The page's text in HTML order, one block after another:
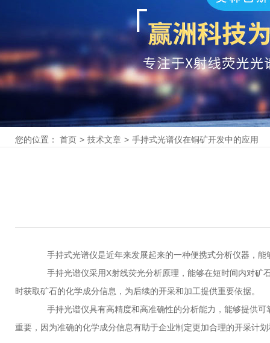
您的位置： 首页 > 技术文章 > 手持式光谱仪在铜矿开发中的应用
手持式光谱仪是近年来发展起来的一种便携式分析仪器，能
手持光谱仪采用X射线荧光分析原理，能够在短时间内对矿
时获取矿石的化学成分信息，为后续的开采和加工提供重要依据。
手持光谱仪具有高精度和高准确性的分析能力，能够提供可
重要，因为准确的化学成分信息有助于企业制定更加合理的开采计